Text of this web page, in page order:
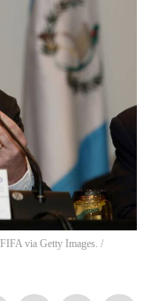
via Getty Images. /